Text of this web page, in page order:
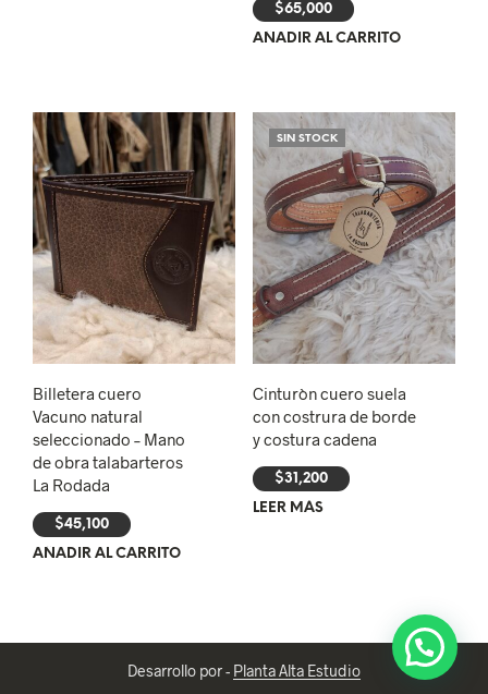
$65,000
AÑADIR AL CARRITO
Billetera cuero
Vacuno natural
seleccionado – Mano
de obra talabarteros
La Rodada
$45,100
AÑADIR AL CARRITO
SIN STOCK
Cinturòn cuero suela
con costrura de borde
y costura cadena
$31,200
LEER MÁS
Desarrollo por - Planta Alta Estudio